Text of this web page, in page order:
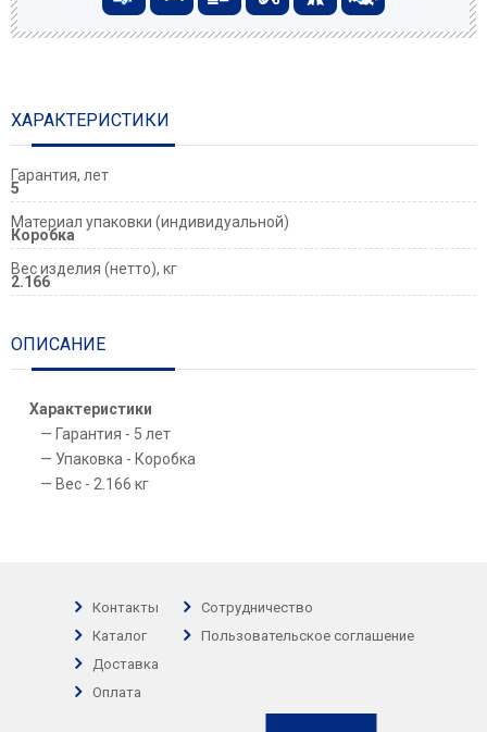
ХАРАКТЕРИСТИКИ
Гарантия, лет
5
Материал упаковки (индивидуальной)
Коробка
Вес изделия (нетто), кг
2.166
ОПИСАНИЕ
Характеристики
Гарантия - 5 лет
Упаковка - Коробка
Вес - 2.166 кг
Контакты
Каталог
Доставка
Оплата
Сотрудничество
Пользовательское соглашение